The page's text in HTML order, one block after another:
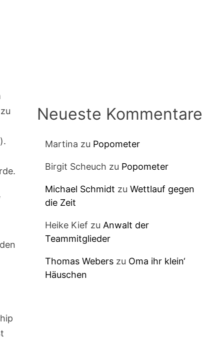
).
Neueste Kommentare
Martina zu Popometer
Birgit Scheuch zu Popometer
Michael Schmidt zu Wettlauf gegen
die Zeit
Heike Kief zu Anwalt der
Teammitglieder
Thomas Weberszu Oma ihr klein‘
Häuschen